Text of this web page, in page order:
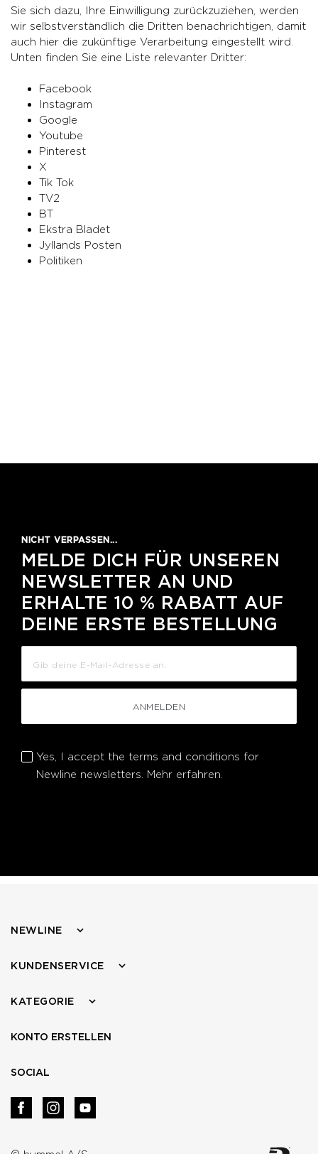
Sie sich dazu, Ihre Einwilligung zurückzuziehen, werden
wir selbstverständlich die Dritten benachrichtigen, damit
auch hier die zukünftige Verarbeitung eingestellt wird.
Unten finden Sie eine Liste relevanter Dritter:
Facebook
Instagram
Google
Youtube
Pinterest
X
Tik Tok
TV2
BT
Ekstra Bladet
Jyllands Posten
Politiken
NICHT VERPASSEN...
MELDE DICH FÜR UNSEREN
NEWSLETTER AN UND
ERHALTE 10 % RABATT AUF
DEINE ERSTE BESTELLUNG
ANMELDEN
Yes, I accept the terms and conditions for
Newline newsletters. Mehr erfahren.
NEWLINE
KUNDENSERVICE
KATEGORIE
KONTO ERSTELLEN
SOCIAL